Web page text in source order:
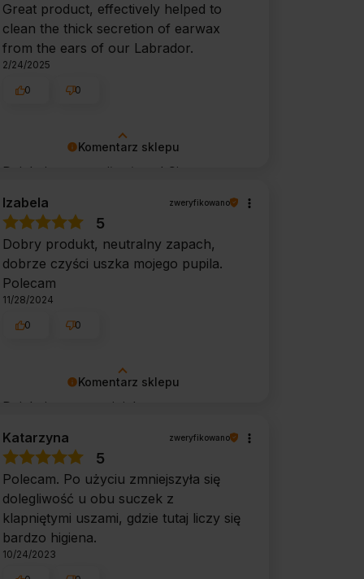
Komentarz sklepu
Dziękujemy za miłe słowa! Cieszymy
bezproblemowo, oraz, że możemy
zapewnić odpowiednią obsługę tak
świetnym klientom. Dziękujemy raz
jeszcze!
Great product, effectively helped to
clean the thick secretion of earwax
from the ears of our Labrador.
2/24/2025
0 0
Komentarz sklepu
Dziękujemy za opinię!
Izabela zweryfikowano
5
Dobry produkt, neutralny zapach,
dobrze czyści uszka mojego pupila.
Polecam
11/28/2024
0 0
Katarzyna zweryfikowano
5
Polecam. Po użyciu zmniejszyła się
dolegliwość u obu suczek z
klapniętymi uszami, gdzie tutaj liczy się
bardzo higiena.
10/24/2023